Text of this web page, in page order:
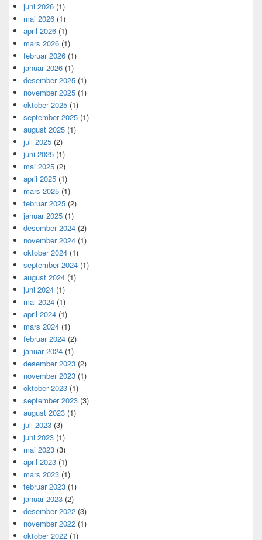
juni 2026 (1)
mai 2026 (1)
april 2026 (1)
mars 2026 (1)
februar 2026 (1)
januar 2026 (1)
desember 2025 (1)
november 2025 (1)
oktober 2025 (1)
september 2025 (1)
august 2025 (1)
juli 2025 (2)
juni 2025 (1)
mai 2025 (2)
april 2025 (1)
mars 2025 (1)
februar 2025 (2)
januar 2025 (1)
desember 2024 (2)
november 2024 (1)
oktober 2024 (1)
september 2024 (1)
august 2024 (1)
juni 2024 (1)
mai 2024 (1)
april 2024 (1)
mars 2024 (1)
februar 2024 (2)
januar 2024 (1)
desember 2023 (2)
november 2023 (1)
oktober 2023 (1)
september 2023 (3)
august 2023 (1)
juli 2023 (3)
juni 2023 (1)
mai 2023 (3)
april 2023 (1)
mars 2023 (1)
februar 2023 (1)
januar 2023 (2)
desember 2022 (3)
november 2022 (1)
oktober 2022 (1)